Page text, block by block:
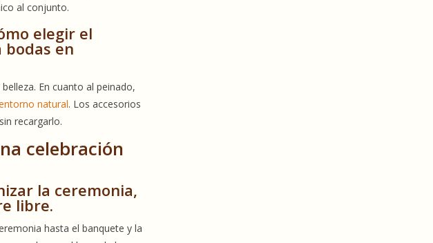
al conjunto.
elegir el
bodas en
En cuanto al peinado,
natural. Los accesorios
recargarlo.
celebración
la ceremonia,
libre.
hasta el banquete y la